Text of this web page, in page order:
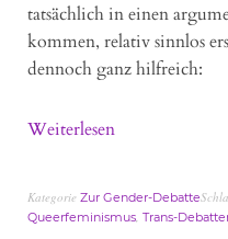
tatsächlich in einen
kommen, relativ sinnlos
dennoch ganz hilfreich:
Weiterlesen
Kategorie Zur Gender-Debatte
Queerfeminismus Trans-